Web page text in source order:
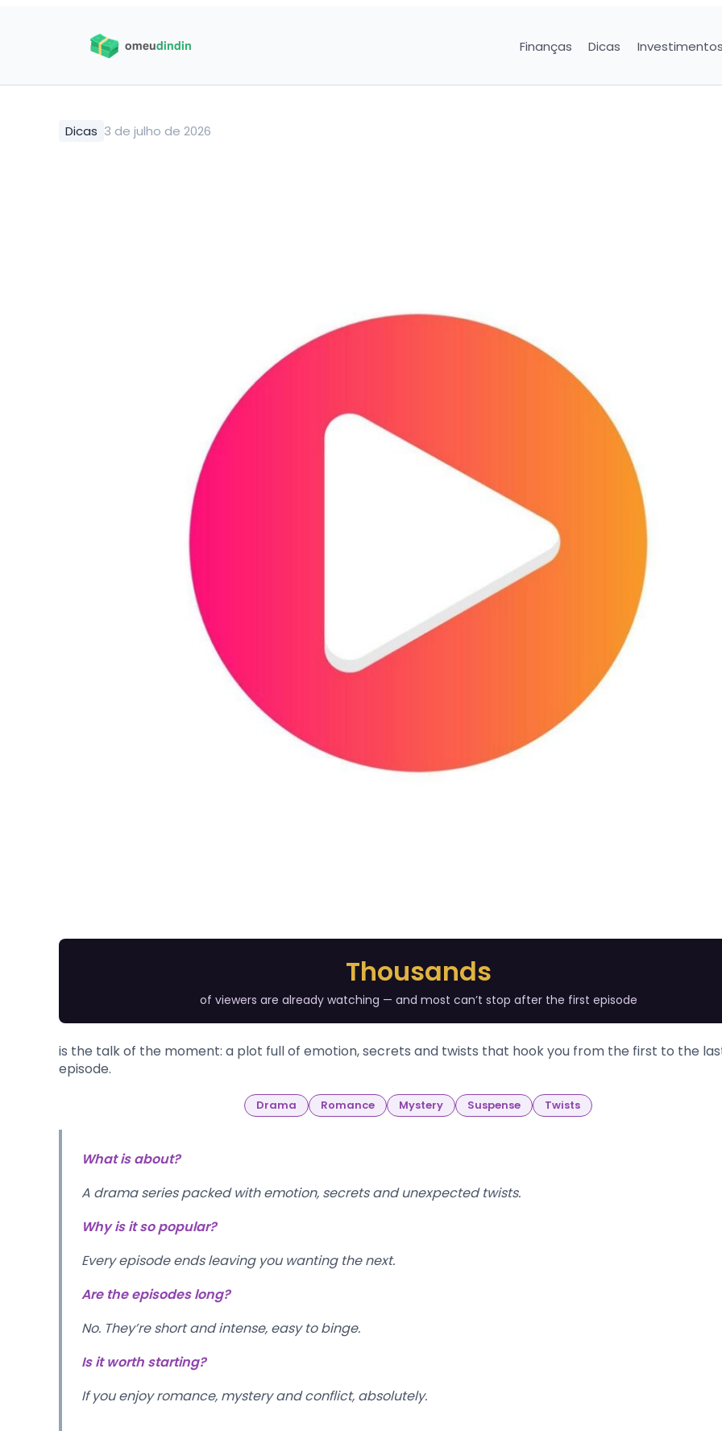
Finanças Dicas
Dicas 3 de julho de 2026
Thousands
of viewers are already watching — and most can’t stop after the first episode
is the talk of the moment: a plot full of emotion, secrets and twists that hook you from the first to the
episode.
Drama Romance Mystery Suspense Twists
What is about?
A drama series packed with emotion, secrets and unexpected twists.
Why is it so popular?
Every episode ends leaving you wanting the next.
Are the episodes long?
No. They’re short and intense, easy to binge.
Is it worth starting?
If you enjoy romance, mystery and conflict, absolutely.